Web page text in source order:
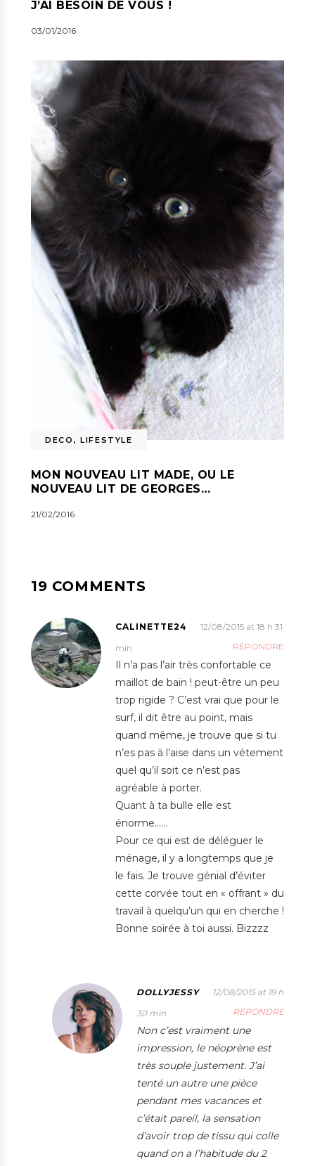
J’AI BESOIN DE VOUS !
03/01/2016
DECO , LIFESTYLE
MON NOUVEAU LIT MADE, OU LE
NOUVEAU LIT DE GEORGES…
21/02/2016
19 COMMENTS
CALINETTE24
12/08/2015 at 18 h 31
min
RÉPONDRE
Il n’a pas l’air très confortable ce
maillot de bain ! peut-être un peu
trop rigide ? C’est vrai que pour le
surf, il dit être au point, mais
quand même, je trouve que si tu
n’es pas à l’aise dans un vétement
quel qu’il soit ce n’est pas
agréable à porter.
Quant à ta bulle elle est
énorme……
Pour ce qui est de déléguer le
ménage, il y a longtemps que je
le fais. Je trouve génial d’éviter
cette corvée tout en « offrant » du
travail à quelqu’un qui en cherche !
Bonne soirée à toi aussi. Bizzzz
DOLLYJESSY
12/08/2015 at 19 h
30 min
RÉPONDRE
Non c’est vraiment une
impression, le néoprène est
très souple justement. J’ai
tenté un autre une pièce
pendant mes vacances et
c’était pareil, la sensation
d’avoir trop de tissu qui colle
quand on a l’habitude du 2